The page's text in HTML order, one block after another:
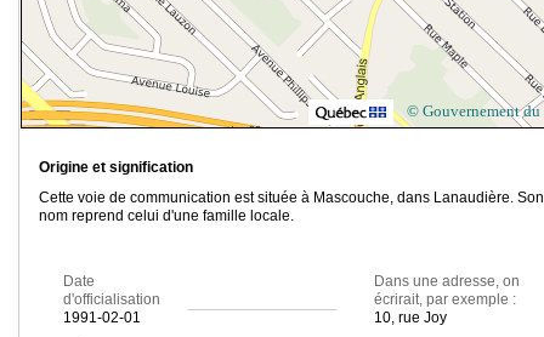
© Gouvernement du
Origine et signification
Cette voie de communication est située à Mascouche, dans Lanaudière. Son
nom reprend celui d'une famille locale.
Date
d'officialisation
1991-02-01
Dans une adresse, on
écrirait, par exemple :
10, rue Joy